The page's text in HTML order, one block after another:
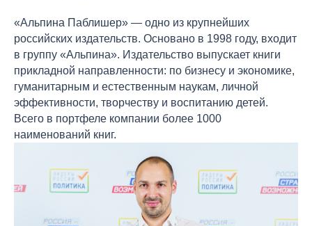
«Альпина Паблишер» — одно из крупнейших
российских издательств. Основано в 1998 году, входит
в группу «Альпина». Издательство выпускает книги
прикладной направленности: по бизнесу и экономике,
гуманитарным и естественным наукам, личной
эффективности, творчеству и воспитанию детей.
Всего в портфеле компании более 1000
наименований книг.